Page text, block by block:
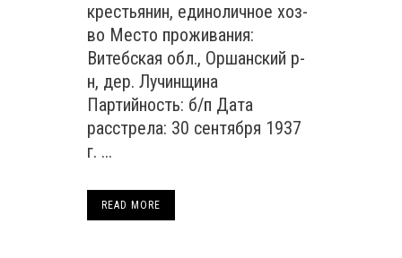
крестьянин, единоличное хоз-
во Место проживания:
Витебская обл., Оршанский р-
н, дер. Лучинщина
Партийность: б/п Дата
расстрела: 30 сентября 1937
г. ...
READ MORE